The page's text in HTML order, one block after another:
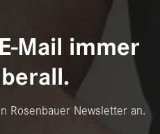
Mail immer
Rosenbauer Newsletter an.